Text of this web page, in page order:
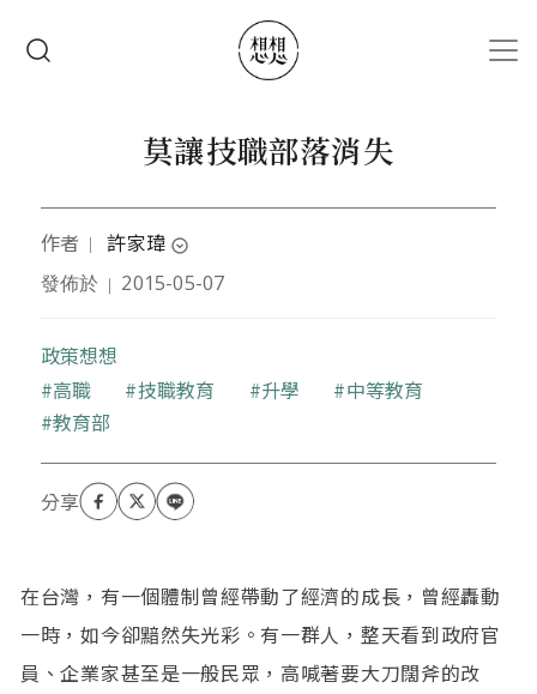
莫讓技職部落消失
作者 ｜ 許家瑋 expand_circle_down
嘉南藥理大學社工系學生，
發佈於 ｜ 2015-05-07
政策想想
關鍵字
高職 技職教育 升學
中等教育
教育部
在台灣，有一個體制曾經帶動了經濟的成長，曾經轟動
一時，如今卻黯然失光彩。有一群人，整天看到政府官
員、企業家甚至是一般民眾，高喊著要大刀闊斧的改